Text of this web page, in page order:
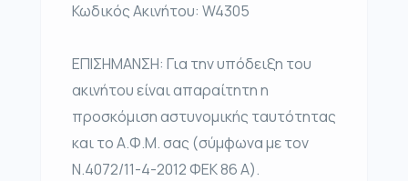
Κωδικός Ακινήτου: W4305
ΕΠΙΣΗΜΑΝΣΗ: Για την υπόδειξη του
ακινήτου είναι απαραίτητη η
προσκόμιση αστυνομικής ταυτότητας
και το Α.Φ.Μ. σας (σύμφωνα με τον
Ν.4072/11-4-2012 ΦΕΚ 86 Α).